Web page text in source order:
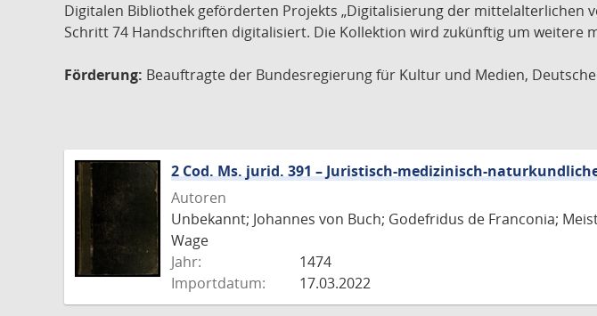
Digitalen Bibliothek geförderten Projekts „Digitalisierung der mittelalterlichen
Schritt 74 Handschriften digitalisiert. Die Kollektion wird zukünftig um
Förderung: Beauftragte der Bundesregierung für Kultur und Medien,
2 Cod. Ms. jurid. 391 – Juristisch-medizinisch-
Autoren
Unbekannt; Johannes von Buch; Godefridus de Franconia;
Wage
Jahr:
1474
Importdatum:
17.03.2022